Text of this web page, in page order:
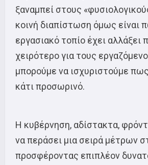
ξαναμπεί στους
κοινή διαπίστωση όμως είναι
εργασιακό τοπίο έχει αλλάξει
χειρότερο για τους
μπορούμε να ισχυριστούμε πως
κάτι προσωρινό.
Η κυβέρνηση, αδίστακτα,
να περάσει μια σειρά μέτρων
προσφέροντας επιπλέον